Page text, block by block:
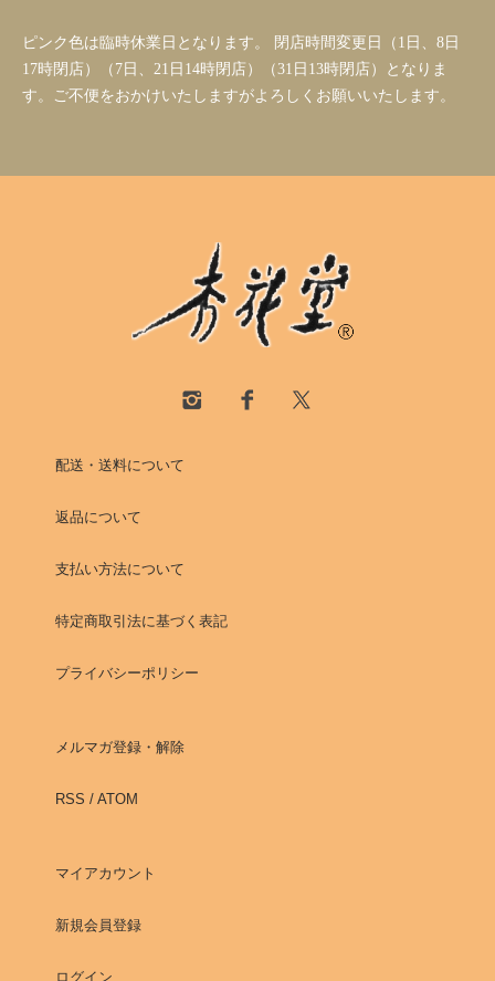
ピンク色は臨時休業日となります。 閉店時間変更日（1日、8日
17時閉店）（7日、21日14時閉店）（31日13時閉店）となりま
す。ご不便をおかけいたしますがよろしくお願いいたします。
配送・送料について
返品について
支払い方法について
特定商取引法に基づく表記
プライバシーポリシー
メルマガ登録・解除
RSS / ATOM
マイアカウント
新規会員登録
ログイン